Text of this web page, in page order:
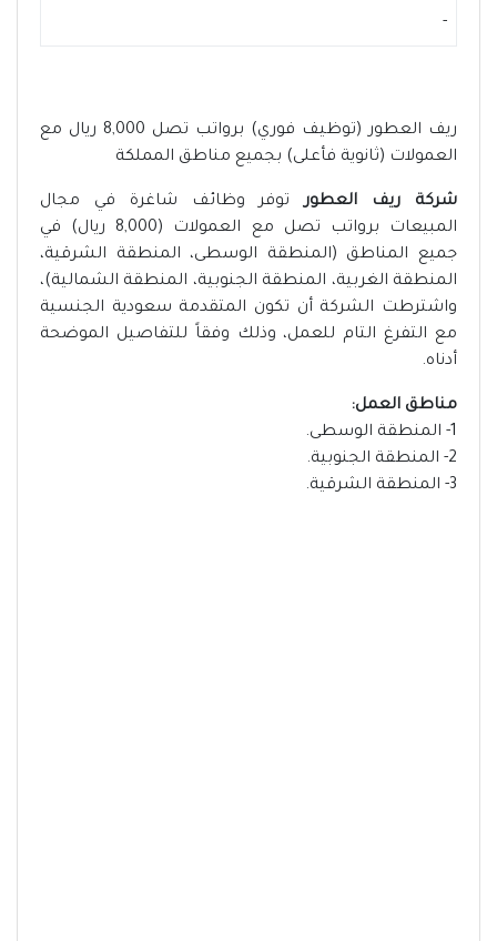
-
ريف العطور (توظيف فوري) برواتب تصل 8,000 ريال مع
العمولات (ثانوية فأعلى) بجميع مناطق المملكة
شركة ريف العطورتوفر وظائف شاغرة في مجال
المبيعات برواتب تصل مع العمولات (8,000 ريال) في
جميع المناطق (المنطقة الوسطى، المنطقة الشرقية،
المنطقة الغربية، المنطقة الجنوبية، المنطقة الشمالية)،
واشترطت الشركة أن تكون المتقدمة سعودية الجنسية
مع التفرغ التام للعمل، وذلك وفقاً للتفاصيل الموضحة
أدناه.
مناطق العمل:
1- المنطقة الوسطى.
2- المنطقة الجنوبية.
3- المنطقة الشرقية.